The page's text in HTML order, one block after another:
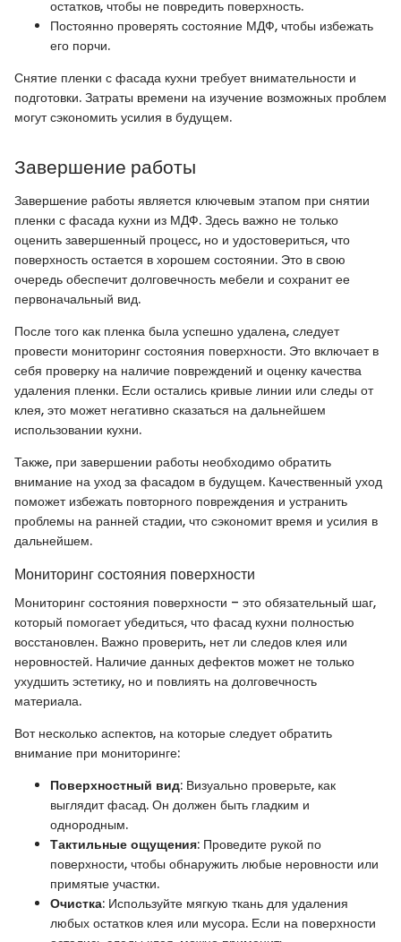
остатков, чтобы не повредить поверхность.
Постоянно проверять состояние МДФ, чтобы избежать
его порчи.
Снятие пленки с фасада кухни требует внимательности и
подготовки. Затраты времени на изучение возможных проблем
могут сэкономить усилия в будущем.
Завершение работы
Завершение работы является ключевым этапом при снятии
пленки с фасада кухни из МДФ. Здесь важно не только
оценить завершенный процесс, но и удостовериться, что
поверхность остается в хорошем состоянии. Это в свою
очередь обеспечит долговечность мебели и сохранит ее
первоначальный вид.
После того как пленка была успешно удалена, следует
провести мониторинг состояния поверхности. Это включает в
себя проверку на наличие повреждений и оценку качества
удаления пленки. Если остались кривые линии или следы от
клея, это может негативно сказаться на дальнейшем
использовании кухни.
Также, при завершении работы необходимо обратить
внимание на уход за фасадом в будущем. Качественный уход
поможет избежать повторного повреждения и устранить
проблемы на ранней стадии, что сэкономит время и усилия в
дальнейшем.
Мониторинг состояния поверхности
Мониторинг состояния поверхности – это обязательный шаг,
который помогает убедиться, что фасад кухни полностью
восстановлен. Важно проверить, нет ли следов клея или
неровностей. Наличие данных дефектов может не только
ухудшить эстетику, но и повлиять на долговечность
материала.
Вот несколько аспектов, на которые следует обратить
внимание при мониторинге:
Поверхностный вид: Визуально проверьте, как
выглядит фасад. Он должен быть гладким и
однородным.
Тактильные ощущения: Проведите рукой по
поверхности, чтобы обнаружить любые неровности или
примятые участки.
Очистка: Используйте мягкую ткань для удаления
любых остатков клея или мусора. Если на поверхности